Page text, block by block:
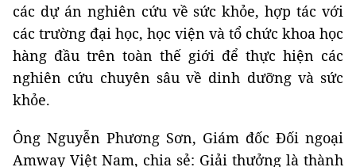
các dự án nghiên cứu về sức khỏe, hợp tác với
các trường đại học, học viện và tổ chức khoa học
hàng đầu trên toàn thế giới để thực hiện các
nghiên cứu chuyên sâu về dinh dưỡng và sức
khỏe.
Ông Nguyễn Phương Sơn, Giám đốc Đối ngoại
Amway Việt Nam, chia sẻ: Giải thưởng là thành